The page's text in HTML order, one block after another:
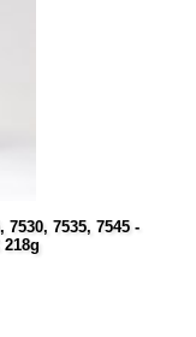
7530, 7535, 7545 -
218g